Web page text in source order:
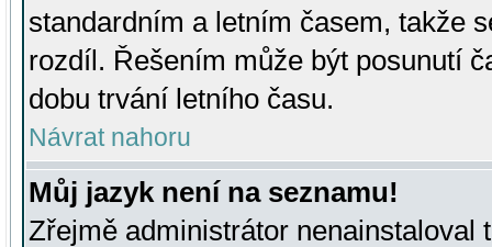
standardním a letním časem, takže
rozdíl. Řešením může být posunutí
dobu trvání letního času.
Návrat nahoru
Můj jazyk není na seznamu!
Zřejmě administrátor nenainstaloval